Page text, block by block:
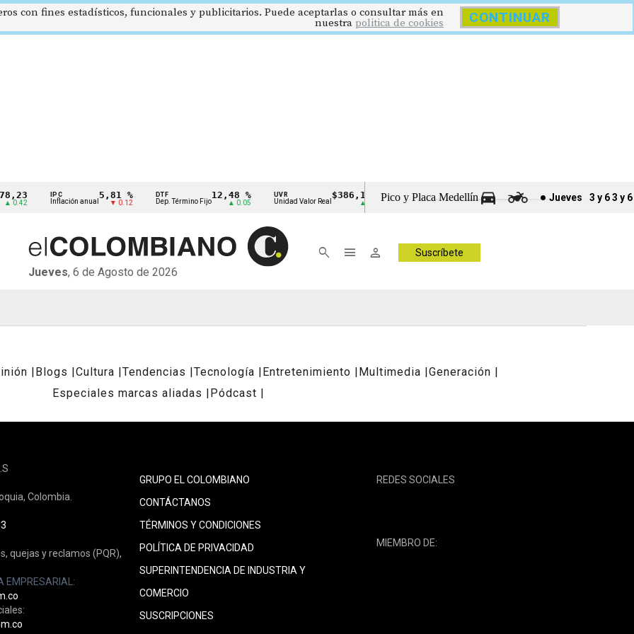
▲ 0.42
IPC
Inflación anual
5,81 %
▼ 0.12
DTF
Dep. Término Fijo
12,48 %
▲ 0.05
UVR
Unidad Valor Real
$386,1273
▲ 0.03
SMMLV
Salario Mínimo
$1.750.905 BRENT
Petróleo
US$73,48
▼ 1.12
Pico y Placa Medellín Jueves 3 y 63 y 6
Jueves, 6 de Agosto de 2026
search menu person Suscríbete
Blogs Cultura Tendencias Tecnología Entretenimiento Multimedia
Generación
Especiales marcas aliadas
Pódcast
Colombia.
quejas y reclamos (PQR),
EMPRESARIAL:
GRUPO EL COLOMBIANO
CONTÁCTANOS
TÉRMINOS Y CONDICIONES
POLÍTICA DE PRIVACIDAD
SUPERINTENDENCIA DE INDUSTRIA Y
COMERCIO
SUSCRIPCIONES
REDES SOCIALES
MIEMBRO DE:
con fines estadísticos, funcionales y publicitarios. Puede aceptarlas o consultar más en
nuestra politica de cookies CONTINUAR